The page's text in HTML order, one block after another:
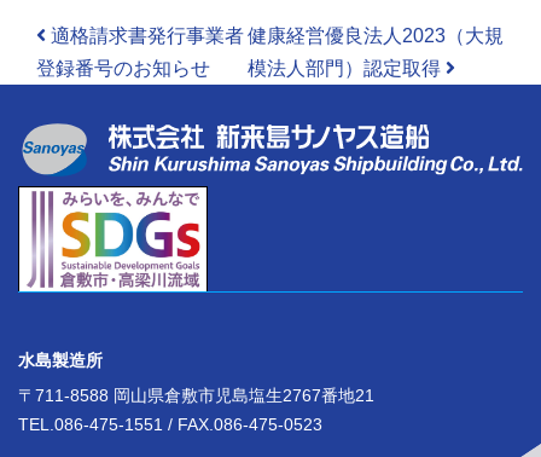
投稿ナビゲーション
適格請求書発行事業者
登録番号のお知らせ
健康経営優良法人2023（大規
模法人部門）認定取得
水島製造所
〒711-8588 岡山県倉敷市児島塩生2767番地21
TEL.086-475-1551 / FAX.086-475-0523